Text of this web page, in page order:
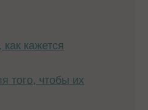
кажется
того, чтобы их